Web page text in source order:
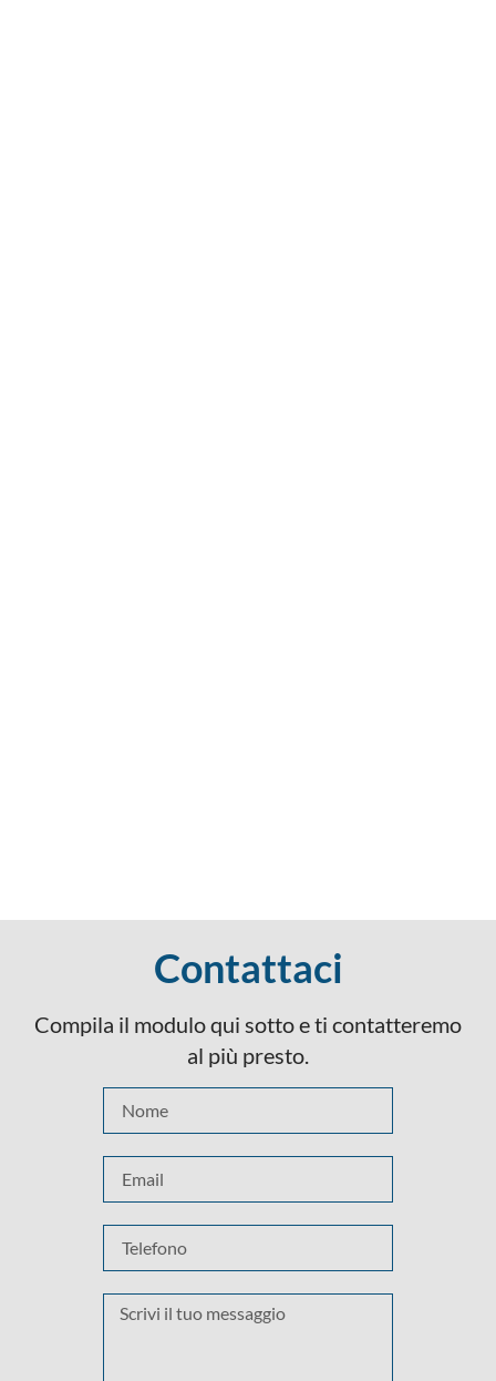
Contattaci
Compila il modulo qui sotto e ti contatteremo
al più presto.